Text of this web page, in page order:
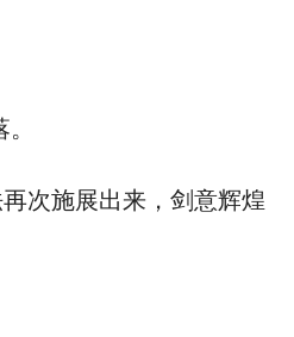
施展出来，剑意辉煌